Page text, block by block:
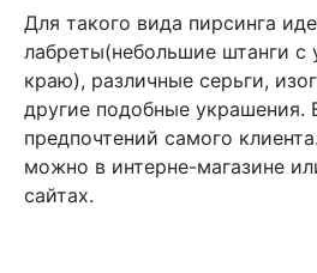
Для такого вида пирсинга
лабреты(небольшие штанги с
краю), различные серьги,
другие подобные украшения.
предпочтений самого
можно в интерне-магазине
сайтах.